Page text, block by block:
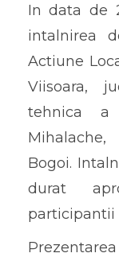
In data de
intalnirea
Actiune
Viisoara,
tehnica
Bogoi.
durat
participantii